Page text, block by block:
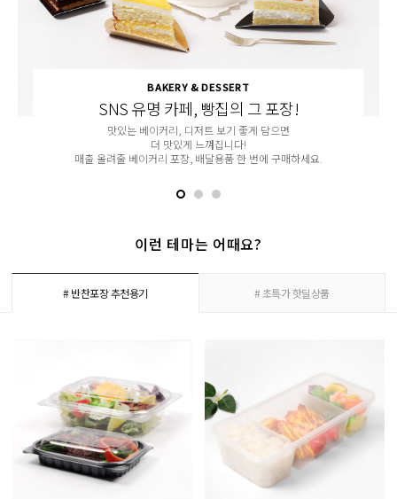
HOT! SUMMER~~!
시원~함을 전해줄 아이스컵!
신규 출시된 아이스컵을 만나보세요.
합리적인 가격의 국내 제조 고품질 페트컵으로
해피팩 기존 판매 뚜껑들과 호환도 잘된답니다.
이런 테마는 어때요?
# 반찬포장 추천용기 # 초특가 핫딜상품